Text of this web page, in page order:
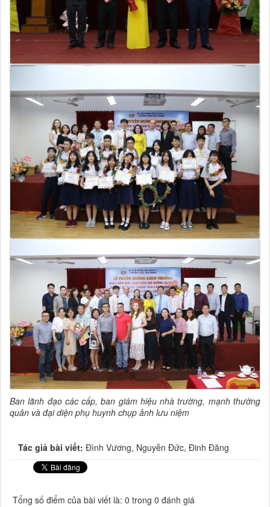
Ban lãnh đạo các cấp, ban giám hiệu nhà trường, mạnh thường
quân và đại diện phụ huynh chụp ảnh lưu niệm
Tác giả bài viết: Đình Vương, Nguyễn Đức, Đinh Đăng
Tổng số điểm của bài viết là: 0 trong 0 đánh giá